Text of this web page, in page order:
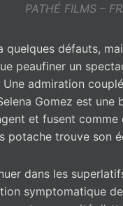
PATHÉ FILMS –
quelques défauts,
peaufiner un
Une admiration
Gomez est une
et fusent
potache trouve son
dans les
symptomatique